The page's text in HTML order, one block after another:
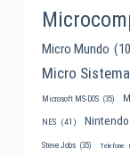
Micro Mundo
Micro
Microsoft MS-DOS (35)
NES (41) Nintendo
Steve Jobs (35) Telefone